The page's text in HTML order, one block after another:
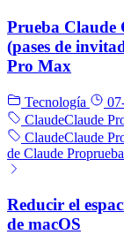
Prueba Claude
(pases de
Pro Max
Tecnología
ClaudeClaude
ClaudeClaude
de Claude Pro
Reducir el
de macOS